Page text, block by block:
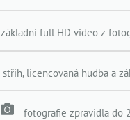
základní full HD video z
střih, licencovaná hudba a
fotografie zpravidla do